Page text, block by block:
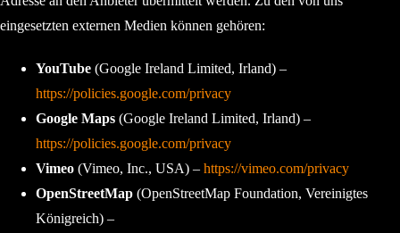
eingesetzten externen Medien können gehören:
YouTube (Google Ireland Limited, Irland) –
https://policies.google.com/privacy
Google Maps (Google Ireland Limited, Irland) –
https://policies.google.com/privacy
Vimeo (Vimeo, Inc., USA) – https://vimeo.com/privacy
OpenStreetMap (OpenStreetMap Foundation, Vereinigtes
Königreich) –